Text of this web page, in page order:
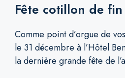
Fête cotillon de fin
Comme point d’orgue de
le 31 décembre à l’Hôtel
la dernière grande fête de